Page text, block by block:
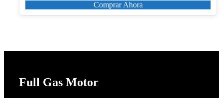
Comprar Ahora
Full Gas Motor